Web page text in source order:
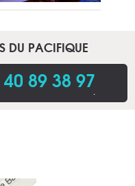
DU PACIFIQUE
89 38 97.